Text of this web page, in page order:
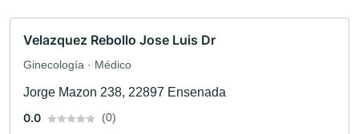
Velazquez Rebollo Jose Luis Dr
Ginecología · Médico
Jorge Mazon 238, 22897 Ensenada
0.0
(0)